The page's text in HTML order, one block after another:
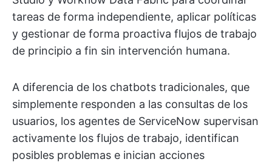
tareas de forma independiente, aplicar políticas
y gestionar de forma proactiva flujos de trabajo
de principio a fin sin intervención humana.
A diferencia de los chatbots tradicionales, que
simplemente responden a las consultas de los
usuarios, los agentes de ServiceNow supervisan
activamente los flujos de trabajo, identifican
posibles problemas e inician acciones